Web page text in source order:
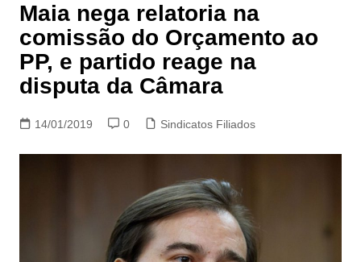
Maia nega relatoria na
comissão do Orçamento ao
PP, e partido reage na
disputa da Câmara
14/01/2019 0 Sindicatos Filiados